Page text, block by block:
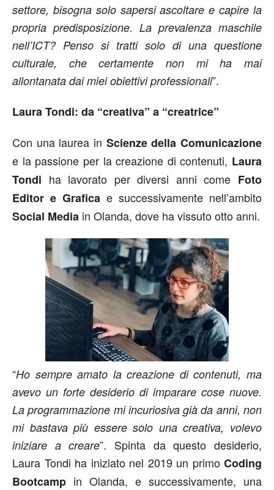
settore, bisogna solo sapersi ascoltare e capire la
propria predisposizione. La prevalenza maschile
nell’ICT? Penso si tratti solo di una questione
culturale, che certamente non mi ha mai
allontanata dai miei obiettivi professionali”.
Laura Tondi: da “creativa” a “creatrice”
Con una laurea in Scienze della Comunicazione
e la passione per la creazione di contenuti, Laura
Tondi ha lavorato per diversi anni come Foto
Editor e Grafica e successivamente nell’ambito
Social Media in Olanda, dove ha vissuto otto anni.
“Ho sempre amato la creazione di contenuti, ma
avevo un forte desiderio di imparare cose nuove.
La programmazione mi incuriosiva già da anni, non
mi bastava più essere solo una creativa, volevo
iniziare a creare”. Spinta da questo desiderio,
Laura Tondi ha iniziato nel 2019 un primo Coding
Bootcamp in Olanda, e successivamente, una